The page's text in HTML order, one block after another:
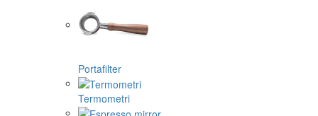
Portafilter
Termometri